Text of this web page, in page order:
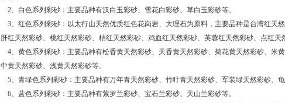
2、白色系列彩砂：主要品种有汉白玉彩砂、雪花白彩砂、草白玉彩砂等。
3、红色系列彩砂：以太行山天然优质红色花岗岩、大理石为原料，主要品种是台湾红天
肝红天然彩砂、桃红天然彩砂、桔红天然彩砂、鸡血红天然彩砂、芙蓉红天然彩砂、点红
4、黄色系列彩砂：主要品种有松香黄天然彩砂、天香黄天然彩砂、菊花黄天然彩砂、米
中黄天然彩砂、浅黄天然彩砂等。
5、青绿色系列彩砂：主要品种有万年青天然彩砂、竹叶青天然彩砂、军装绿天然彩砂、
6、蓝色系列彩砂：主要品种有紫罗兰彩砂、宝石兰彩砂、天山兰彩砂等。